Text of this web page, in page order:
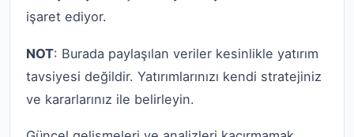
işaret ediyor.
NOT: Burada paylaşılan veriler kesinlikle yatırım
tavsiyesi değildir. Yatırımlarınızı kendi stratejiniz
ve kararlarınız ile belirleyin.